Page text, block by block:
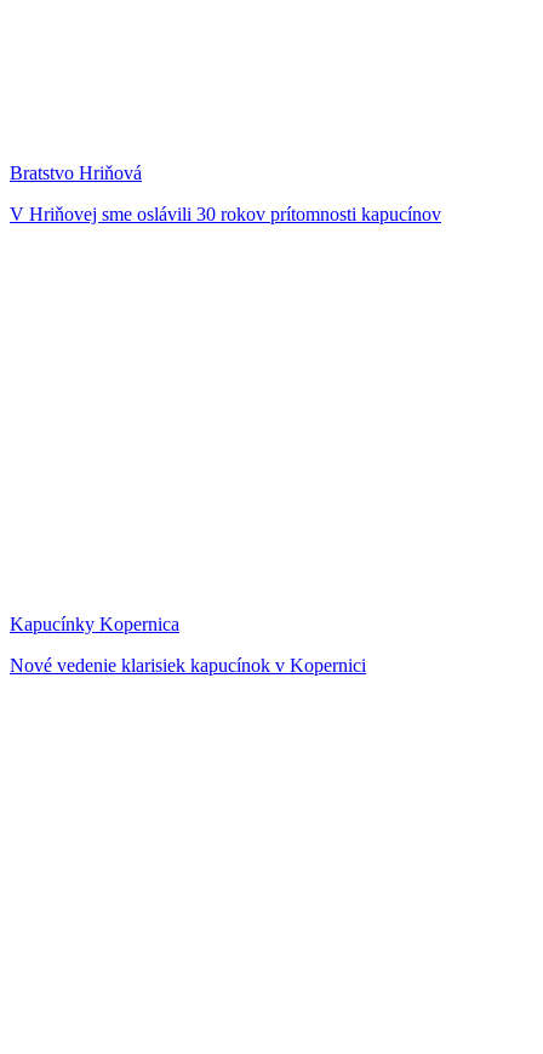
Bratstvo Hriňová
V Hriňovej sme oslávili 30 rokov prítomnosti kapucínov
Kapucínky Kopernica
Nové vedenie klarisiek kapucínok v Kopernici